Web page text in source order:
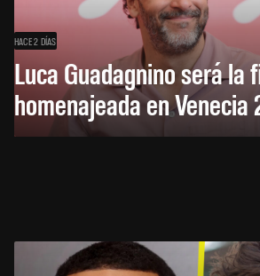
HACE 2 DÍAS
Luca Guadagnino será la
homenajeada en